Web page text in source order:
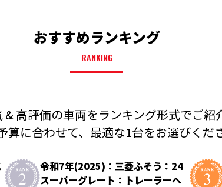
おすすめランキング
RANKING
& 高評価の車両をランキング形式でご紹
算に合わせて、 最適な1台をお選びくだ
令和7年(2025)：三菱ふそう：24
スーパーグレート：トレーラーヘ